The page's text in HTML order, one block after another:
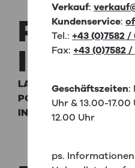
Verkauf:
Kundenservice:
Tel.: +43 (0)7582 /
Fax: +43 (0)7582
Geschäftszeiten:
Uhr & 13.00-
12.00 Uhr
ps.
INÉES
LA VARIABILITÉ : C'EST
POÊLESCHEMINÉES
INDIVIDUEL.